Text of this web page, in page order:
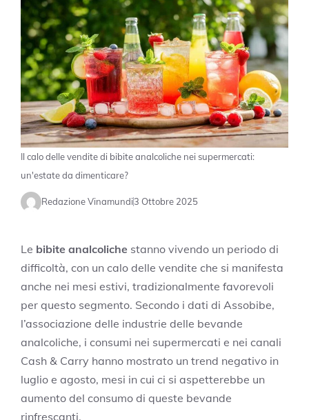
Il calo delle vendite di bibite analcoliche nei supermercati:
un'estate da dimenticare?
Redazione Vinamundi3 Ottobre 2025
Le bibite analcoliche stanno vivendo un periodo di
difficoltà, con un calo delle vendite che si manifesta
anche nei mesi estivi, tradizionalmente favorevoli
per questo segmento. Secondo i dati di Assobibe,
l’associazione delle industrie delle bevande
analcoliche, i consumi nei supermercati e nei canali
Cash & Carry hanno mostrato un trend negativo in
luglio e agosto, mesi in cui ci si aspetterebbe un
aumento del consumo di queste bevande
rinfrescanti.